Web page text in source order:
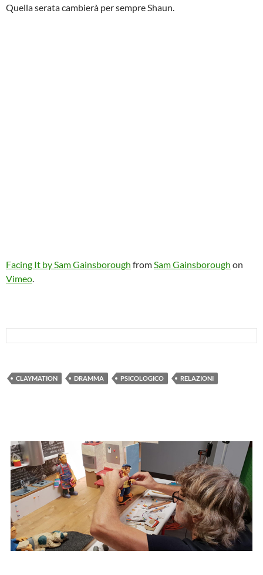
Quella serata cambierà per sempre Shaun.
Facing It by Sam Gainsborough fromSam Gainsborough on
Vimeo.
CLAYMATION DRAMMA PSICOLOGICO RELAZIONI